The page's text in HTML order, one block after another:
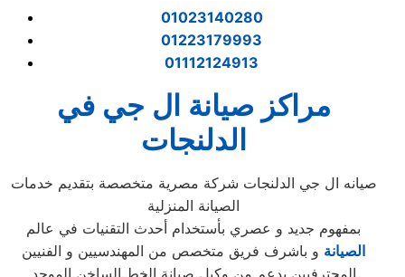
01023140280
01223179993
01112124913
مراكز صيانة ال جي في
الدلنجات
صيانه ال جي الدلنجات شركة مصرية متخصصة بتقديم خدمات
الصيانة المنزلية
بمفهوم جديد و عصري بأستخدام أحدث التقنيات في عالم
الصيانة و باشرف فريق متخصص من المهندسيين و الفنيين
المحترفيين بدعم من وكيل صيانة الخط الساخن الموحد